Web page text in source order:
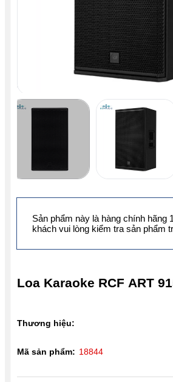
Loa Karaoke RCF ART
Thương hiệu:
Mã sản phẩm: 18844
Sản phẩm này là hàng chính hãng
khách vui lòng kiểm tra sản phẩm